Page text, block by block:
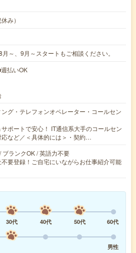
み）
～、9月～スタートもご相談ください。
払いOK
グ・テレフォンオペレーター・コールセン
ポートで安心！ IT通信系大手のコールセン
応など／＜具体的には＞・契約…
ブランクOK / 英語力不要
要登録！ご自宅にいながらお仕事紹介可能
30代 40代 50代
60代
男性